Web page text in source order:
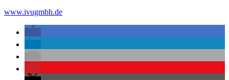
www.ivugmbh.de